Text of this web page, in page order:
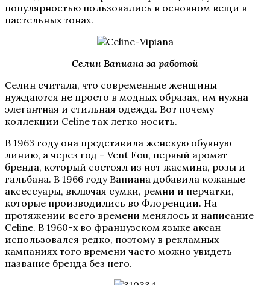
популярностью пользовались в основном вещи в
пастельных тонах.
Селин Вапиана за работой
Селин считала, что современные женщины
нуждаются не просто в модных образах, им нужна
элегантная и стильная одежда. Вот почему
коллекции Celine так легко носить.
В 1963 году она представила женскую обувную
линию, а через год – Vent Fou, первый аромат
бренда, который состоял из нот жасмина, розы и
гальбана. В 1966 году Вапиана добавила кожаные
аксессуары, включая сумки, ремни и перчатки,
которые производились во Флоренции. На
протяжении всего времени менялось и написание
Celine. В 1960-х во французском языке аксан
использовался редко, поэтому в рекламных
кампаниях того времени часто можно увидеть
название бренда без него.